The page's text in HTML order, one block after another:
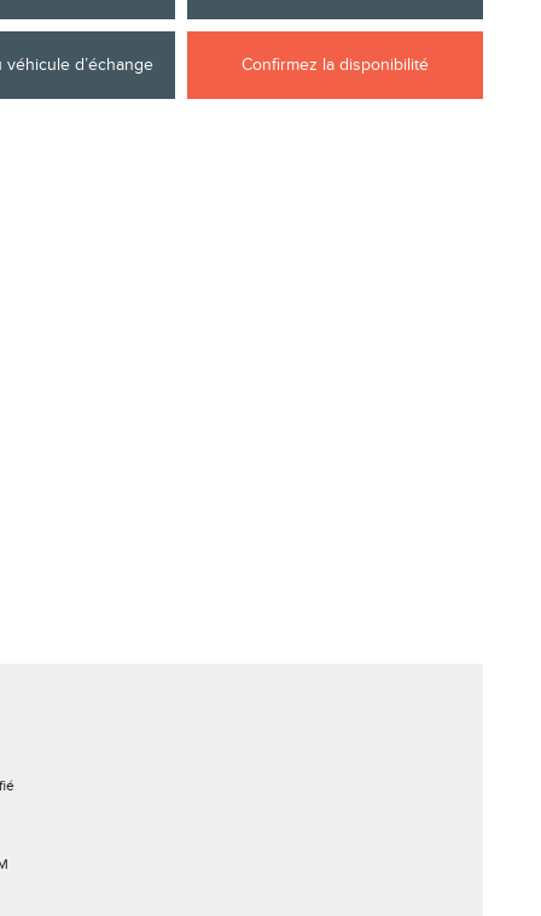
véhicule d’échange Confirmez la disponibilité